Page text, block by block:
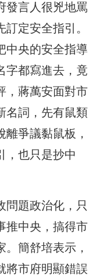
發言人很兇地罵
定安全指引。
中央的安全指導
字都寫進去，竟
，蔣萬安面對市
名詞，先有鼠類
爭議黏鼠板，
，也只是抄中
問題政治化，只
推中央，搞得市
。簡舒培表示，
將市府明顯錯誤